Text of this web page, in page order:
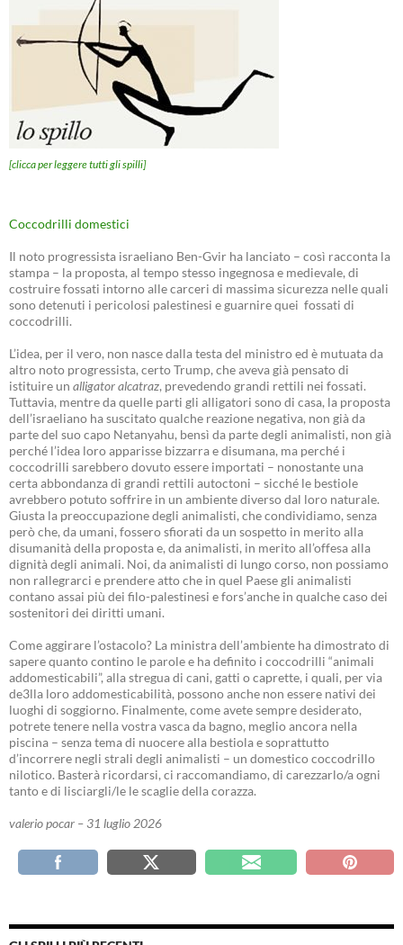
[clicca per leggere tutti gli spilli]
Coccodrilli domestici
Il noto progressista israeliano Ben-Gvir ha lanciato – così racconta la
stampa – la proposta, al tempo stesso ingegnosa e medievale, di
costruire fossati intorno alle carceri di massima sicurezza nelle quali
sono detenuti i pericolosi palestinesi e guarnire quei fossati di
coccodrilli.
L’idea, per il vero, non nasce dalla testa del ministro ed è mutuata da
altro noto progressista, certo Trump, che aveva già pensato di
istituire un alligator alcatraz, prevedendo grandi rettili nei fossati.
Tuttavia, mentre da quelle parti gli alligatori sono di casa, la proposta
dell’israeliano ha suscitato qualche reazione negativa, non già da
parte del suo capo Netanyahu, bensì da parte degli animalisti, non già
perché l’idea loro apparisse bizzarra e disumana, ma perché i
coccodrilli sarebbero dovuto essere importati – nonostante una
certa abbondanza di grandi rettili autoctoni – sicché le bestiole
avrebbero potuto soffrire in un ambiente diverso dal loro naturale.
Giusta la preoccupazione degli animalisti, che condividiamo, senza
però che, da umani, fossero sfiorati da un sospetto in merito alla
disumanità della proposta e, da animalisti, in merito all’offesa alla
dignità degli animali. Noi, da animalisti di lungo corso, non possiamo
non rallegrarci e prendere atto che in quel Paese gli animalisti
contano assai più dei filo-palestinesi e fors’anche in qualche caso dei
sostenitori dei diritti umani.
Come aggirare l’ostacolo? La ministra dell’ambiente ha dimostrato di
sapere quanto contino le parole e ha definito i coccodrilli “animali
addomesticabili”, alla stregua di cani, gatti o caprette, i quali, per via
de3lla loro addomesticabilità, possono anche non essere nativi dei
luoghi di soggiorno. Finalmente, come avete sempre desiderato,
potrete tenere nella vostra vasca da bagno, meglio ancora nella
piscina – senza tema di nuocere alla bestiola e soprattutto
d’incorrere negli strali degli animalisti – un domestico coccodrillo
nilotico. Basterà ricordarsi, ci raccomandiamo, di carezzarlo/a ogni
tanto e di lisciargli/le le scaglie della corazza.
valerio pocar – 31 luglio 2026